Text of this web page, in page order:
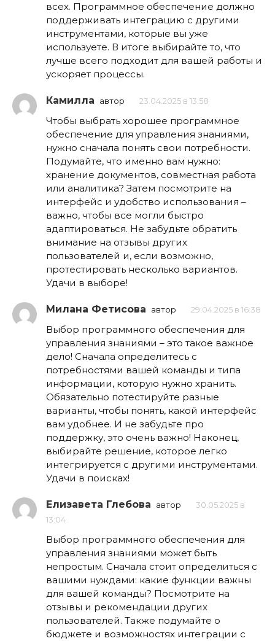
всех. Программное обеспечение должно
поддерживать интеграцию с другими
инструментами, которые вы уже
используете. В итоге выбирайте то, что
лучше всего подходит для вашей работы и
ускоряет процессы.
Камилла автор 23.04.2025 в 13:58
Чтобы выбрать хорошее программное
обеспечение для управления знаниями,
нужно сначала понять свои потребности.
Подумайте, что именно вам нужно:
хранение документов, совместная работа
или аналитика? Затем посмотрите на
интерфейс и удобство использования –
важно, чтобы все могли быстро
адаптироваться. Не забудьте обратить
внимание на отзывы других
пользователей и, если возможно,
протестировать несколько вариантов.
Удачи в выборе!
Милана Фетисова автор 29.04.2025 в 16:38
Выбор программного обеспечения для
управления знаниями – это такое важное
дело! Сначала определитесь с
потребностями вашей команды и типа
информации, которую нужно хранить.
Обязательно потестируйте разные
варианты, чтобы понять, какой интерфейс
вам удобнее. И не забудьте про
поддержку, это очень важно! Наконец,
выбирайте решение, которое легко
интегрируется с другими инструментами.
Удачи в поисках!
Елизавета Глебова автор
30.05.2025 в
13:04
Выбор программного обеспечения для
управления знаниями может быть
непростым. Сначала стоит определиться с
вашими нуждами: какие функции важны
для вашей команды? Посмотрите на
отзывы и рекомендации других
пользователей. Также подумайте о
бюджете и возможностях интеграции с